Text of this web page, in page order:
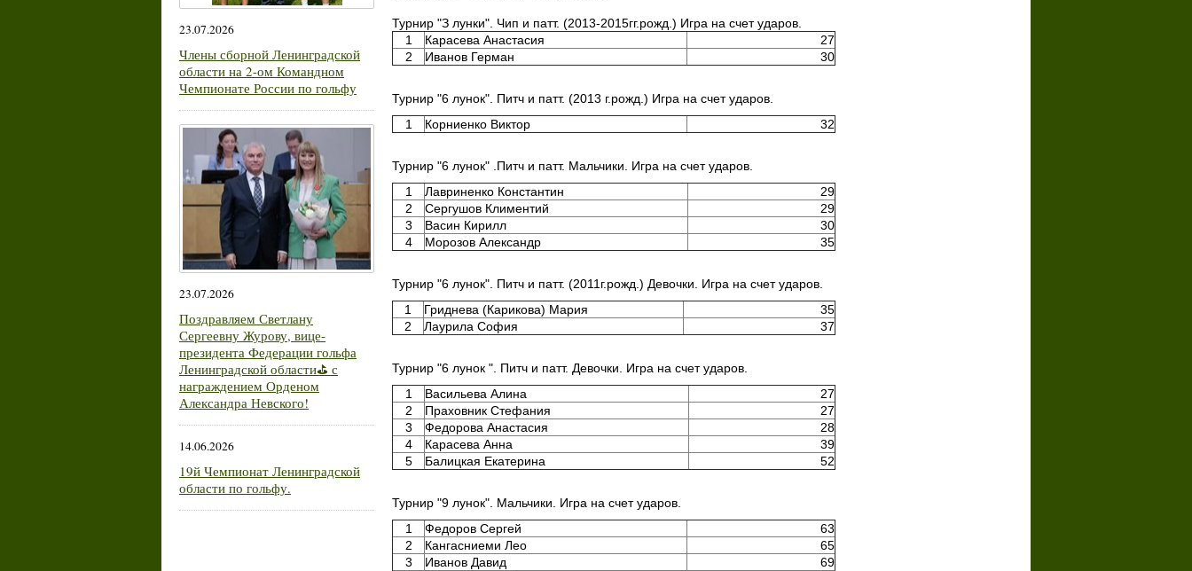
23.07.2026
Члены сборной Ленинградской
области на 2-ом Командном
Чемпионате России по гольфу
23.07.2026
Поздравляем Светлану
Сергеевну Журову, вице-
президента Федерации гольфа
Ленинградской области⛳ с
награждением Орденом
Александра Невского!
14.06.2026
19й Чемпионат Ленинградской
области по гольфу.
Турнир "З лунки". Чип и патт. (2013-2015гг.рожд.) Игра на счет ударов.
1
Карасева Анастасия
27
2
Иванов Герман 30
Турнир "6 лунок". Питч и патт. (2013 г.рожд.) Игра на счет ударов.
1
Корниенко Виктор 32
Турнир "6 лунок" .Питч и патт. Мальчики. Игра на счет ударов.
1
Лавриненко Константин
29
2
Сергушов Климентий
29
3
Васин Кирилл
30
4
Морозов Александр 35
Турнир "6 лунок". Питч и патт. (2011г.рожд.) Девочки. Игра на счет ударов.
1
Гриднева (Карикова) Мария
35
2
Лаурила София 37
Турнир "6 лунок ". Питч и патт. Девочки. Игра на счет ударов.
1
Васильева Алина
27
2
Праховник Стефания
27
3
Федорова Анастасия
28
4
Карасева Анна
39
5
Балицкая Екатерина 52
Турнир "9 лунок". Мальчики. Игра на счет ударов.
1
Федоров Сергей
63
2
Кангасниеми Лео
65
3
Иванов Давид
69